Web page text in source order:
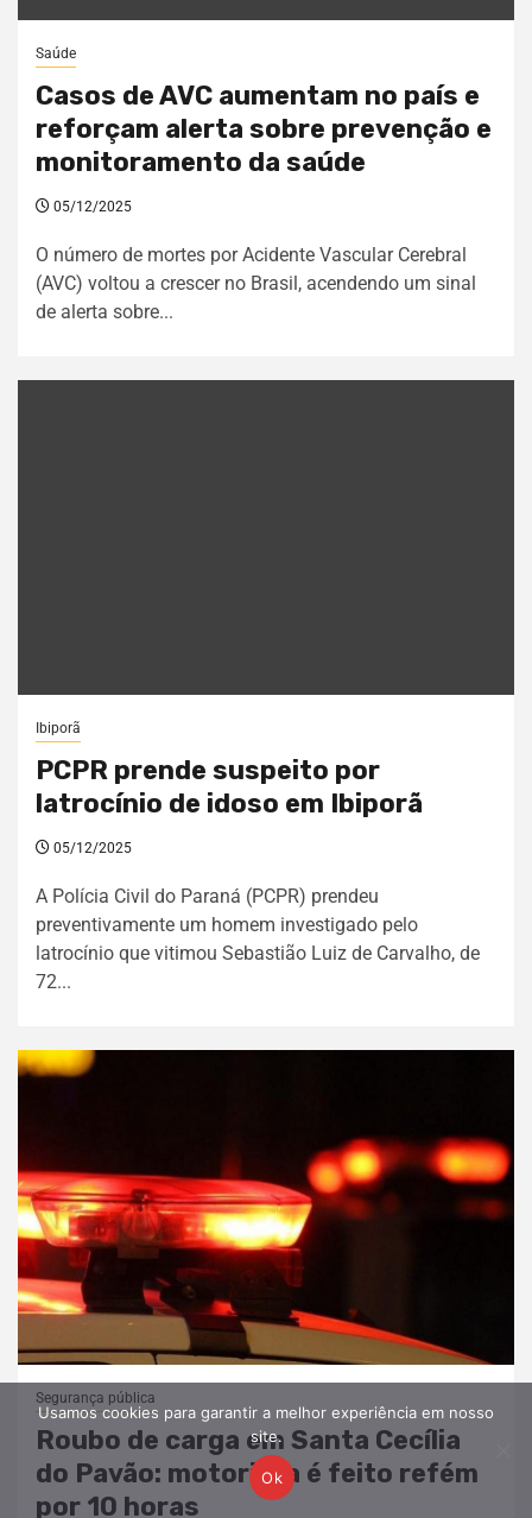
Saúde
Casos de AVC aumentam no país e
reforçam alerta sobre prevenção e
monitoramento da saúde
05/12/2025
O número de mortes por Acidente Vascular Cerebral
(AVC) voltou a crescer no Brasil, acendendo um sinal
de alerta sobre...
Ibiporã
PCPR prende suspeito por
latrocínio de idoso em Ibiporã
05/12/2025
A Polícia Civil do Paraná (PCPR) prendeu
preventivamente um homem investigado pelo
latrocínio que vitimou Sebastião Luiz de Carvalho, de
72...
Segurança pública
Roubo de carga em Santa Cecília
do Pavão: motorista é feito refém
por 10 horas
Usamos cookies para garantir a melhor experiência em nosso
site.
Ok